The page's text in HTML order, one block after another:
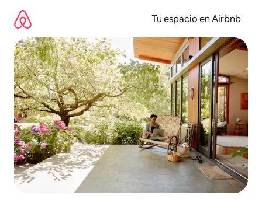
contenido
Tu espacio en Airbnb